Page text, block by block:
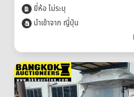
ยี่ห้อ ไม่ระบุ
นำเข้าจาก ญี่ปุ่น